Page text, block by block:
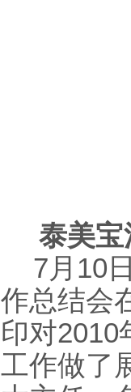
泰美
7月10日
作总结会
印对2010
工作做了